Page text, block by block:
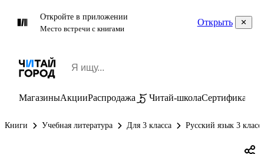
Откройте в приложении
Место встречи с книгами
Открыть
МагазиныАкцииРаспродажа Читай-школаСертификаты
Книги Учебная литература Для 3 класса Русский язык 3 класс